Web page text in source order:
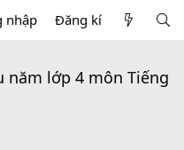
nhập Đăng kí
lớp 4 môn Tiếng